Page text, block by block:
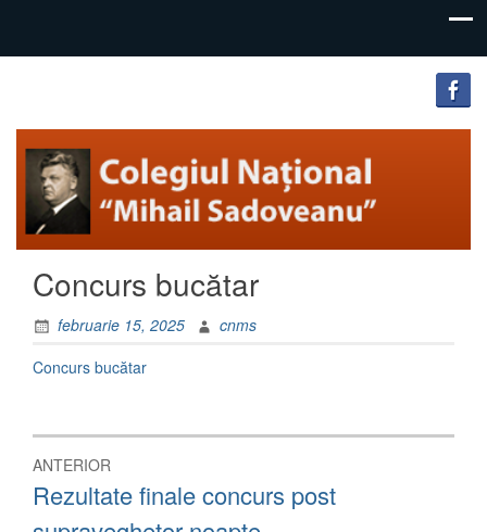
Colegiul
Național
„Mihail
Sadoveanu”
Pașcani
"Inima
educației
este
educația
inimii!"
Concurs bucătar
februarie 15, 2025
cnms
Concurs bucătar
Navigare
în
articole
ANTERIOR
Articolul
anterior:
Rezultate finale concurs post